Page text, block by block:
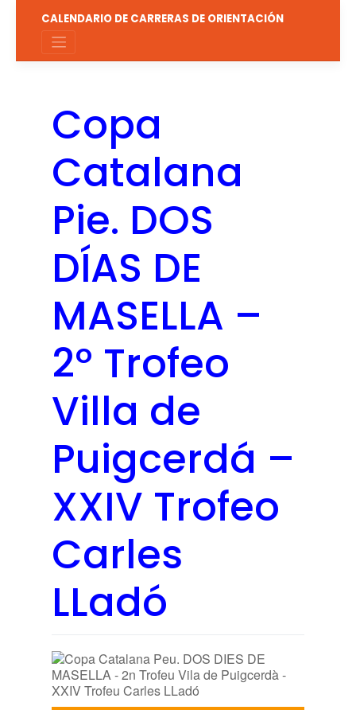
contenido
CALENDARIO DE CARRERAS DE ORIENTACIÓN
Copa
Catalana
Pie. DOS
DÍAS DE
MASELLA –
2º Trofeo
Villa de
Puigcerdá –
XXIV Trofeo
Carles
LLadó